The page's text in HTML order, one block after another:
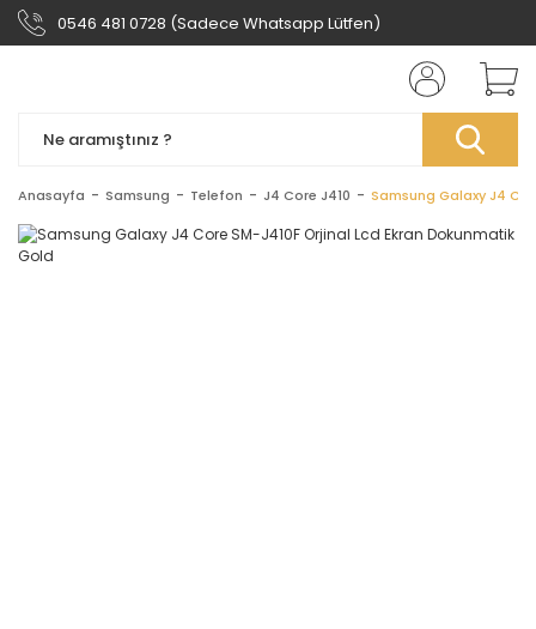
0546 481 0728 (Sadece Whatsapp Lütfen)
Anasayfa Samsung Telefon J4 Core J410 Samsung Galaxy J4